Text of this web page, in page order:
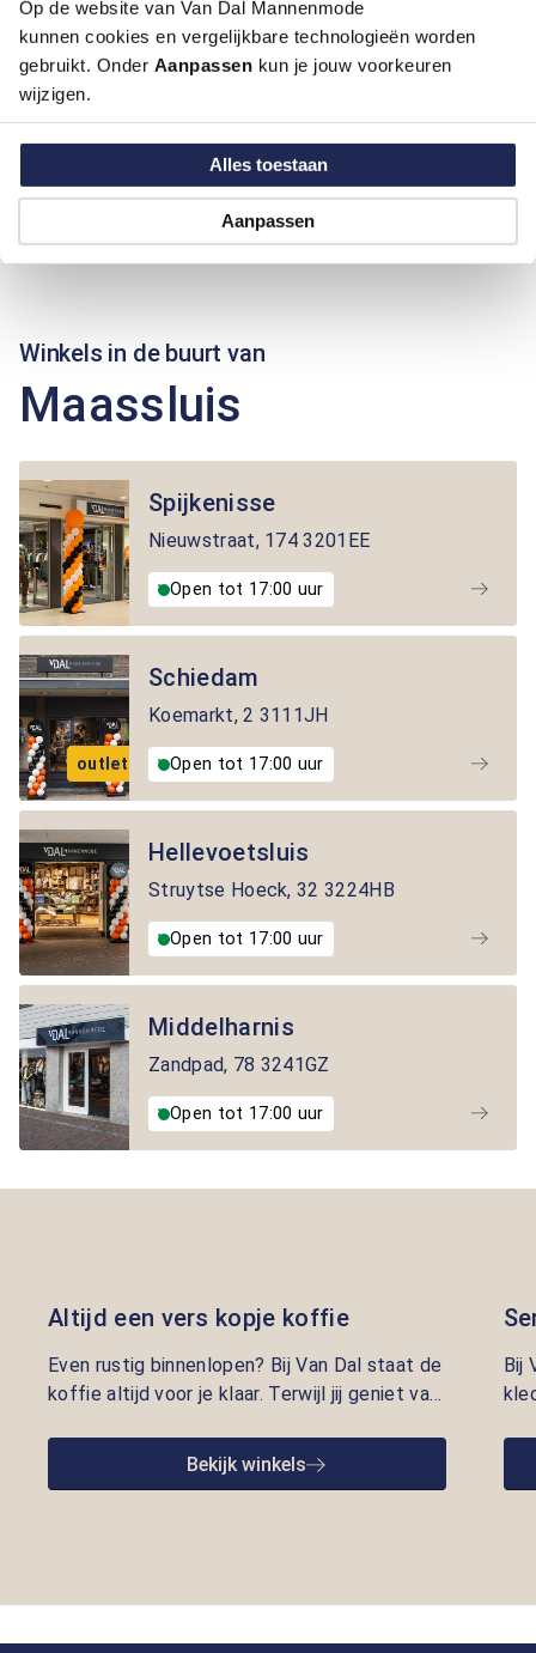
Op de website van Van Dal Mannenmode
kunnen cookies en vergelijkbare technologieën worden
gebruikt. Onder Aanpassen kun je jouw voorkeuren
wijzigen.
Alles toestaan
Aanpassen
Winkels in de buurt van
Maassluis
Spijkenisse
Nieuwstraat,1743201EE
Open tot 17:00 uur
outlet
Schiedam
Koemarkt,2 3111JH
Open tot 17:00 uur
Hellevoetsluis
Struytse Hoeck, 323224HB
Open tot 17:00 uur
Middelharnis
Zandpad, 78 3241GZ
Open tot 17:00 uur
Altijd een vers kopje koffie
Even rustig binnenlopen? Bij Van Dal staat de
koffie altijd voor je klaar. Terwijl jij geniet van
om je te helpen met kleding die écht bij je
past. Persoonlijke aandacht en gastvrijheid
Bekijk winkels
Bij